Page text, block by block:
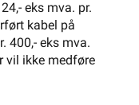
eks mva. pr.
kabel på
400,- eks mva.
vil ikke medføre